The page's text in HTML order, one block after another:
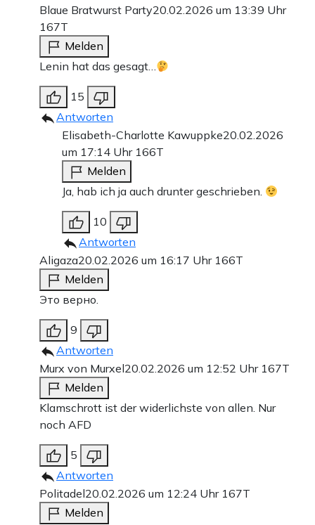
Blaue Bratwurst Party20.02.2026 um 13:39 Uhr
167T
Melden
Lenin hat das gesagt…
15
Antworten
Elisabeth-Charlotte Kawuppke20.02.2026
um 17:14 Uhr 166T
Melden
Ja, hab ich ja auch drunter geschrieben.
10
Antworten
Aligaza20.02.2026 um 16:17 Uhr 166T
Melden
Это верно.
9
Antworten
Murx von Murxel20.02.2026 um 12:52 Uhr 167T
Melden
Klamschrott ist der widerlichste von allen. Nur
noch AFD
5
Antworten
Politadel20.02.2026 um 12:24 Uhr 167T
Melden